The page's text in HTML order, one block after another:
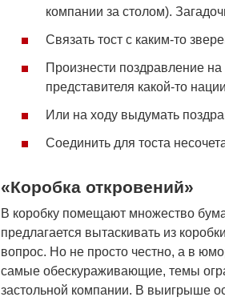
компании за столом).
Связать тост с каким-то
Произнести поздравление
представителя какой-то
Или на ходу выдумать
Соединить для тоста
«Коробка откровений»
В коробку помещают множество
предлагается вытаскивать из
вопрос. Но не просто честно, а в
самые обескураживающие, темы
застольной компании. В выигрыше